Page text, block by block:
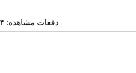
دفعات مشاهده: ۱۲۰۷۴ بار |